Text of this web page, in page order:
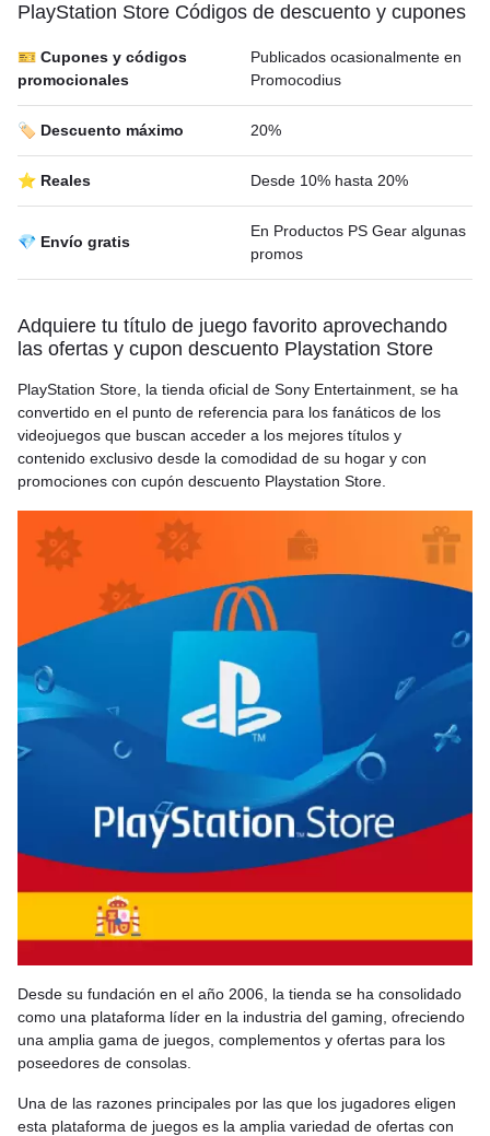
PlayStation Store Códigos de descuento y cupones
🎫 Cupones y códigos
promocionales
Publicados ocasionalmente en
Promocodius
🏷️ Descuento máximo 20%
⭐ Reales Desde 10% hasta 20%
💎 Envío gratis
En Productos PS Gear algunas
promos
Adquiere tu título de juego favorito aprovechando
las ofertas y cupon descuento Playstation Store
PlayStation Store, la tienda oficial de Sony Entertainment, se ha
convertido en el punto de referencia para los fanáticos de los
videojuegos que buscan acceder a los mejores títulos y
contenido exclusivo desde la comodidad de su hogar y con
promociones con cupón descuento Playstation Store.
Desde su fundación en el año 2006, la tienda se ha consolidado
como una plataforma líder en la industria del gaming, ofreciendo
una amplia gama de juegos, complementos y ofertas para los
poseedores de consolas.
Una de las razones principales por las que los jugadores eligen
esta plataforma de juegos es la amplia variedad de ofertas con